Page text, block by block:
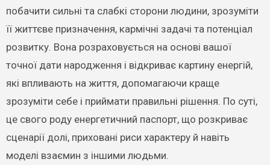
побачити сильні та слабкі сторони людини, зрозуміти
її життєве призначення, кармічні задачі та потенціал
розвитку. Вона розраховується на основі вашої
точної дати народження і відкриває картину енергій,
які впливають на життя, допомагаючи краще
зрозуміти себе і приймати правильні рішення. По суті,
це свого роду енергетичний паспорт, що розкриває
сценарії долі, приховані риси характеру й навіть
моделі взаємин з іншими людьми.